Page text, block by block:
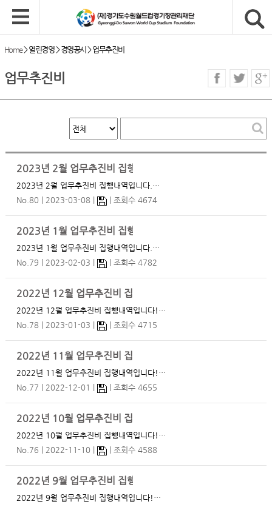
Home>열린경영>경영공시 >업무추진비
업무추진비
2023년 2월 업무추진비 집행내역
2023년 2월 업무추진비 집행내역입니다.…
No.80
2023-03-08 조회수 4674
2023년 1월 업무추진비 집행내역
2023년 1월 업무추진비 집행내역입니다.…
No.79
2023-02-03 조회수 4782
2022년 12월 업무추진비 집행내역
2022년 12월 업무추진비 집행내역입니다!…
No.78
2023-01-03 조회수 4715
2022년 11월 업무추진비 집행내역
2022년 11월 업무추진비 집행내역입니다!…
No.77
2022-12-01 조회수 4655
2022년 10월 업무추진비 집행내역
2022년 10월 업무추진비 집행내역입니다!…
No.76
2022-11-10 조회수 4588
2022년 9월 업무추진비 집행내역
2022년 9월 업무추진비 집행내역입니다!…